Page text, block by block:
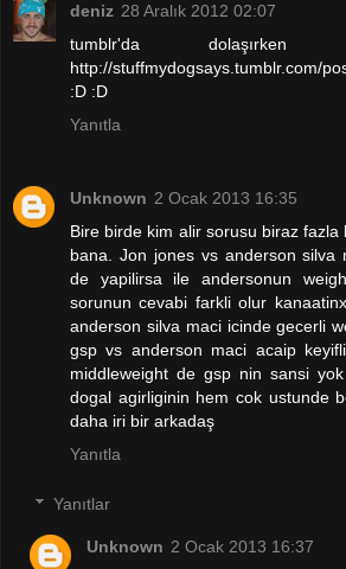
deniz 28 Aralık 2012 02:07
tumblr'da
http://stuffmydogsays.tumblr.com/
:D :D
Yanıtla
Unknown 2 Ocak 2013 16:35
Bire birde kim alir sorusu biraz
bana. Jon jones vs anderson silva
de yapilirsa ile andersonun
sorunun cevabi farkli olur
anderson silva maci icinde gecerli
gsp vs anderson maci acaip
middleweight de gsp nin sansi
dogal agirliginin hem cok ustunde
daha iri bir arkadaş
Yanıtla
Yanıtlar
Unknown 2 Ocak 2013 16:37